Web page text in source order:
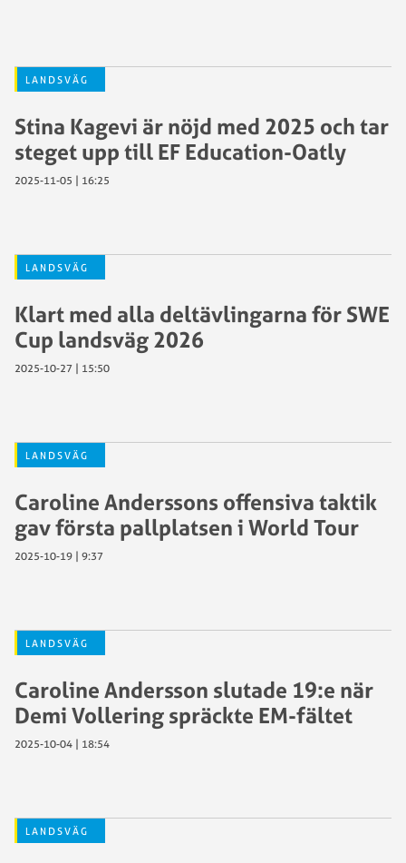
LANDSVÄG
Stina Kagevi är nöjd med 2025 och tar
steget upp till EF Education-Oatly
2025-11-05 | 16:25
LANDSVÄG
Klart med alla deltävlingarna för SWE
Cup landsväg 2026
2025-10-27 | 15:50
LANDSVÄG
Caroline Anderssons offensiva taktik
gav första pallplatsen i World Tour
2025-10-19 | 9:37
LANDSVÄG
Caroline Andersson slutade 19:e när
Demi Vollering spräckte EM-fältet
2025-10-04 | 18:54
LANDSVÄG